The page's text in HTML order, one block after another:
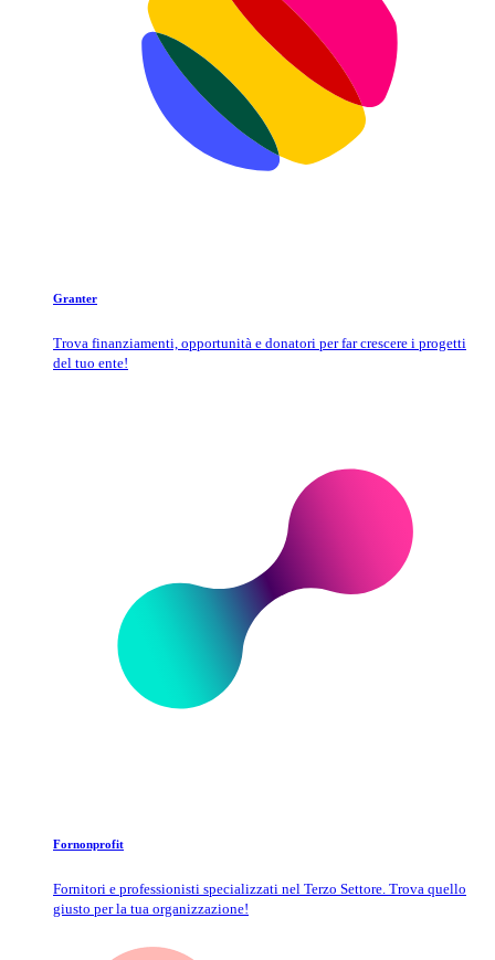
Granter
Trova finanziamenti, opportunità e donatori per far crescere i progetti
del tuo ente!
Fornonprofit
Fornitori e professionisti specializzati nel Terzo Settore. Trova quello
giusto per la tua organizzazione!